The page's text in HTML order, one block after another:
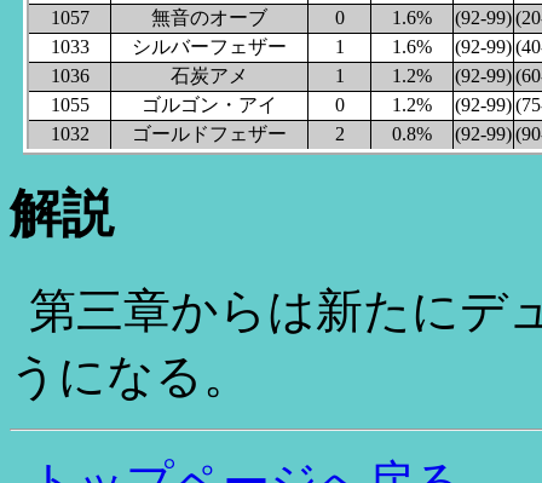
1057
無音のオーブ 0 1.6% (92-99)
1033
シルバーフェザー 1 1.6% (92-99)
1036
石炭アメ 1 1.2% (92-99)
1055
ゴルゴン・アイ 0 1.2% (92-99)
1032
ゴールドフェザー 2 0.8% (92-99)
解説
第三章からは新たにデ
うになる。